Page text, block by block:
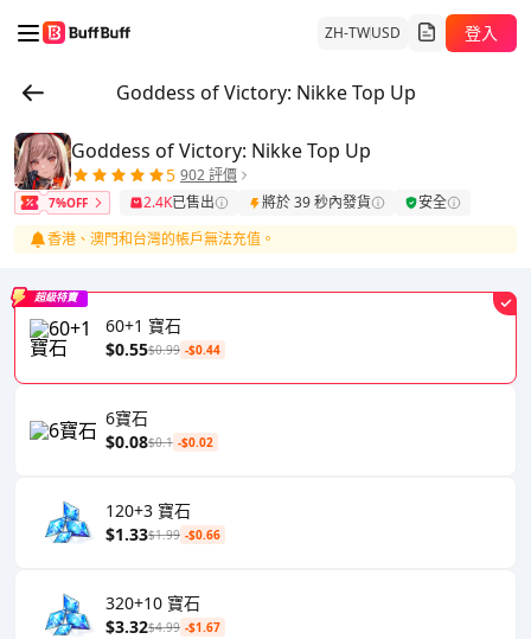
ZH-TWUSD 登入
Goddess of Victory: Nikke Top Up
Goddess of Victory: Nikke Top Up
5 902 評價
7%OFF 2.4K已售出 將於 39 秒內發貨
安全
香港、澳門和台灣的帳戶無法充值。
60+1 寶石
$0.55$0.99 -$0.44
超級特賣
6寶石
$0.08$0.1 -$0.02
120+3 寶石
$1.33$1.99 -$0.66
320+10 寶石
$3.32$4.99 -$1.67